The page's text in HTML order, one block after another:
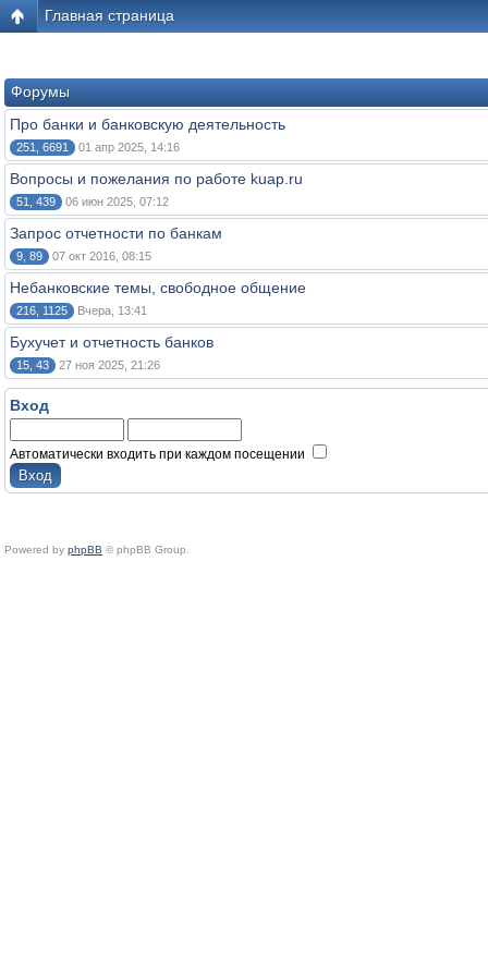
Главная страница
Форумы
Про банки и банковскую деятельность
251, 6691 01 апр 2025, 14:16
Вопросы и пожелания по работе kuap.ru
51, 439 06 июн 2025, 07:12
Запрос отчетности по банкам
9, 89 07 окт 2016, 08:15
Небанковские темы, свободное общение
216, 1125 Вчера, 13:41
Бухучет и отчетность банков
15, 43 27 ноя 2025, 21:26
Вход
Автоматически входить при каждом посещении
Powered by phpBB © phpBB Group.